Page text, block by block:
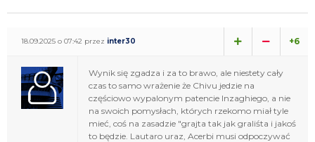
18.09.2025 o 07:42 przez inter30 +6
Wynik się zgadza i za to brawo, ale niestety cały
czas to samo wrażenie że Chivu jedzie na
częściowo wypalonym patencie Inzaghiego, a nie
na swoich pomysłach, których rzekomo miał tyle
mieć, coś na zasadzie "grajta tak jak graliśta i jakoś
to będzie. Lautaro uraz, Acerbi musi odpoczywać